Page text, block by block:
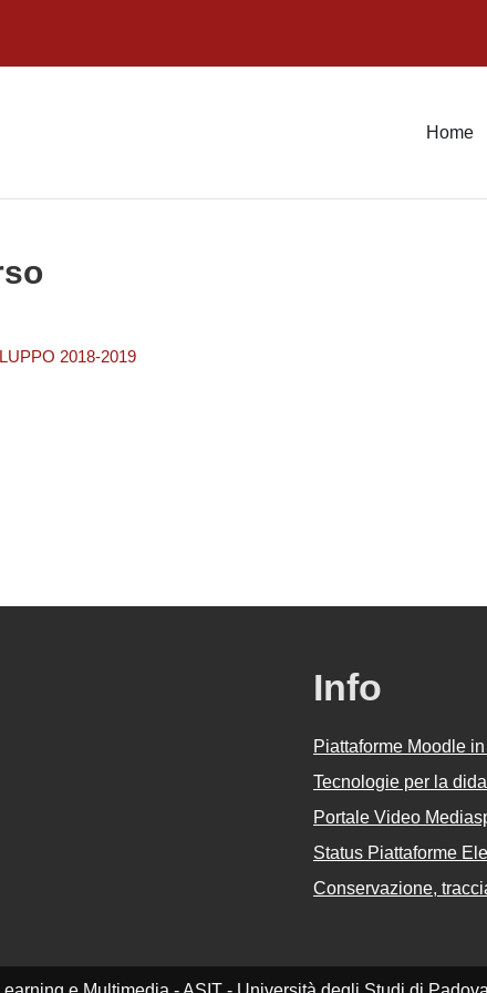
Home
2018-2019
Info
Piattaforme Moodle
Tecnologie per la
Portale Video
Status Piattaforme
Conservazione,